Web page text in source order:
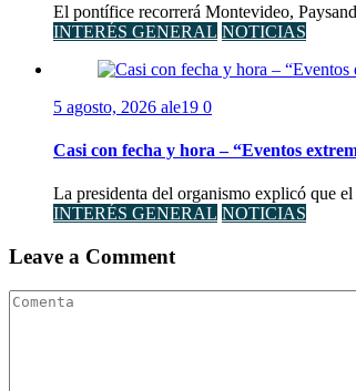
El pontífice recorrerá Montevideo,
INTERÉS GENERAL NOTICIAS
5 agosto, 2026 ale19 0
Casi con fecha y hora – “Eventos
La presidenta del organismo explicó que
INTERÉS GENERAL NOTICIAS
Leave a Comment